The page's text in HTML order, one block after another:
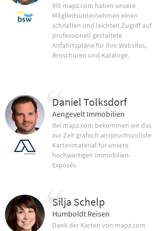
Mit mapz.com haben unsere
Mitgliedsunternehmen einen
schnellen und leichten Zugriff auf
professionell gestaltete
Anfahrtspläne für ihre Websites,
Broschüren und Kataloge.
Daniel Tolksdorf
Aengevelt Immobilien
Bei mapz.com bekommen wir das
zur Zeit grafisch anspruchsvollste
Kartenmaterial für unsere
hochwertigen Immobilien-
Exposés.
Silja Schelp
Humboldt Reisen
Dank der Karten von mapz.com